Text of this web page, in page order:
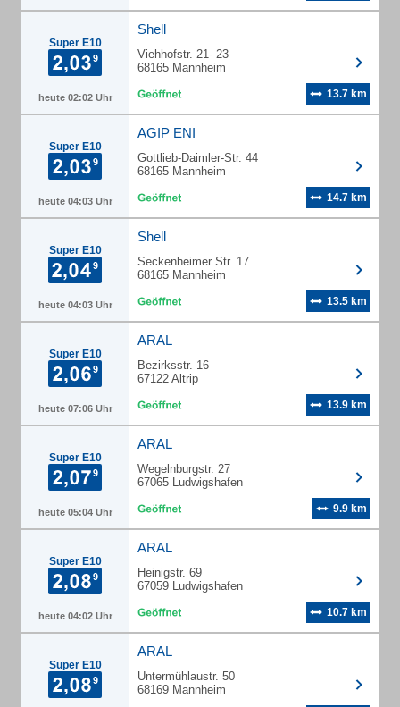
Super E10
heute 02:02 Uhr
Shell
Viehhofstr. 21- 23
68165 Mannheim
13.7 km
Super E10
heute 04:03 Uhr
AGIP ENI
Gottlieb-Daimler-Str. 44
68165 Mannheim
14.7 km
Super E10
heute 04:03 Uhr
Shell
Seckenheimer Str. 17
68165 Mannheim
13.5 km
Super E10
heute 07:06 Uhr
ARAL
Bezirksstr. 16
67122 Altrip
13.9 km
Super E10
heute 05:04 Uhr
ARAL
Wegelnburgstr. 27
67065 Ludwigshafen
9.9 km
Super E10
heute 04:02 Uhr
ARAL
Heinigstr. 69
67059 Ludwigshafen
10.7 km
Super E10
ARAL
Untermühlaustr. 50
68169 Mannheim